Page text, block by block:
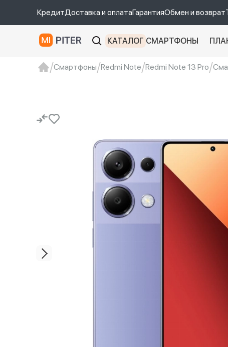
КредитДоставка и оплатаГарантияОбмен и возврат
КАТАЛОГ СМАРТФОНЫ
Смартфоны Redmi Note Redmi Note 13 Pro